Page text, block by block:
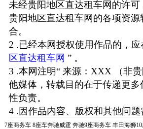
未经贵阳地区直达租车网的许
贵阳地区直达租车网的各项资
合。
2 .已经本网授权使用作品的，
区直达租车网 ” 。
3 .本网注明“ 来源：XXX （非
他媒体，转载目的在于传递更
性负责。
4 .因作品内容、版权和其他问
7座商务车 8座车奔驰威霆 奔驰9座商务车 丰田海狮